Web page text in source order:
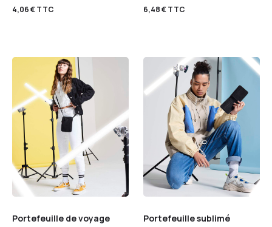
4,06€TTC 6,48€TTC
Portefeuille de voyage Portefeuille sublimé